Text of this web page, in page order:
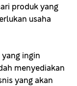
produk yang
usaha
ingin
menyediakan
yang akan